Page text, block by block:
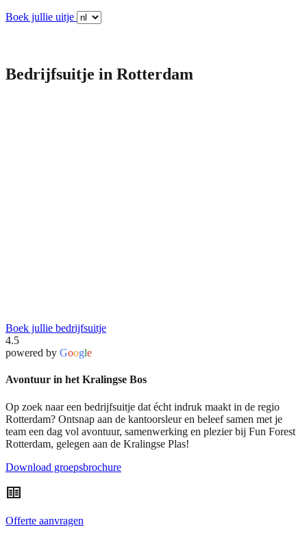
Boek jullie uitje
Bedrijfsuitje in Rotterdam
Boek jullie bedrijfsuitje
4.5
powered by Google
Avontuur in het Kralingse Bos
Op zoek naar een bedrijfsuitje dat écht indruk maakt in de regio
Rotterdam? Ontsnap aan de kantoorsleur en beleef samen met je
team een dag vol avontuur, samenwerking en plezier bij Fun Forest
Rotterdam, gelegen aan de Kralingse Plas!
Download groepsbrochure
two_pager
Offerte aanvragen